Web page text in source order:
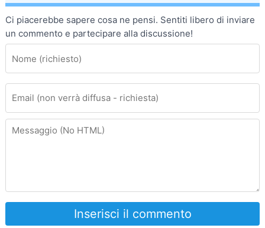
Ci piacerebbe sapere cosa ne pensi. Sentiti libero di inviare
un commento e partecipare alla discussione!
Inserisci il commento